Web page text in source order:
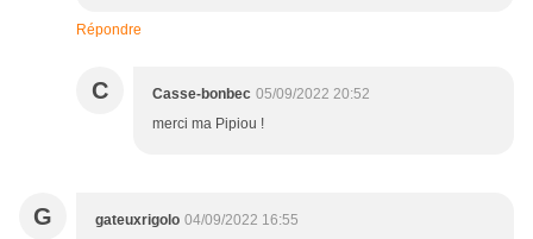
Répondre
C Casse-bonbec 05/09/2022 20:52
merci ma Pipiou !
G gateuxrigolo 04/09/2022 16:55